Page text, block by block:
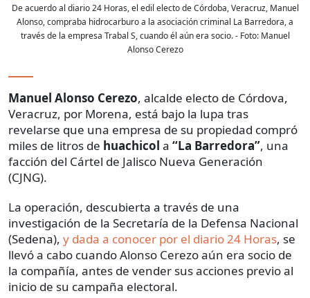
De acuerdo al diario 24 Horas, el edil electo de Córdoba, Veracruz, Manuel
Alonso, compraba hidrocarburo a la asociación criminal La Barredora, a
través de la empresa Trabal S, cuando él aún era socio.- Foto: Manuel
Alonso Cerezo
Manuel Alonso Cerezo, alcalde electo de Córdova,
Veracruz, por Morena, está bajo la lupa tras
revelarse que una empresa de su propiedad compró
miles de litros de huachicol a “La Barredora”, una
facción del Cártel de Jalisco Nueva Generación
(CJNG).
La operación, descubierta a través de una
investigación de la Secretaría de la Defensa Nacional
(Sedena), y dada a conocer por el diario 24 Horas, se
llevó a cabo cuando Alonso Cerezo aún era socio de
la compañía, antes de vender sus acciones previo al
inicio de su campaña electoral.